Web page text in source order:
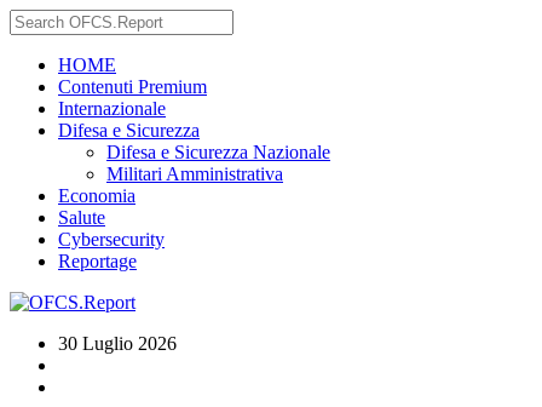
HOME
Contenuti Premium
Internazionale
Difesa e Sicurezza
Difesa e Sicurezza Nazionale
Militari Amministrativa
Economia
Salute
Cybersecurity
Reportage
30 Luglio 2026